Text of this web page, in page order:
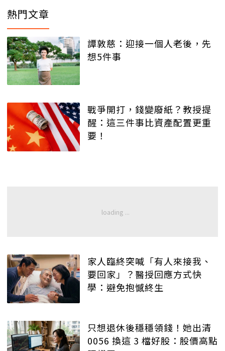
熱門文章
譚敦慈：迎接一個人老後，先
想5件事
戰爭開打，錢變廢紙？教授提
醒：這三件事比資產配置更重
要！
家人臨終突喊「有人來接我、
要回家」？醫授回應方式快
學：避免抱憾終生
只想退休後穩穩領錢！她出清
0056 換這 3 檔好股：股價高點